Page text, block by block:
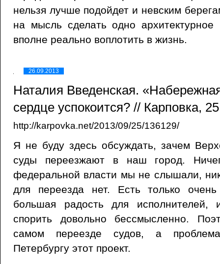
нельзя лучше подойдет и невским
на мысль сделать одно архитектурное
вполне реально воплотить в жизнь.
26.09.2013
Наталия Введенская.
сердце успокоится? // Карповка,
http://karpovka.net/2013/09/25/136129/
Я не буду здесь обсуждать, зачем
суды переезжают в наш город.
федеральной власти мы не слышали,
для переезда нет. Есть только
большая радость для
спорить довольно бессмысленно.
самом переезде судов, а
Петербургу этот проект.